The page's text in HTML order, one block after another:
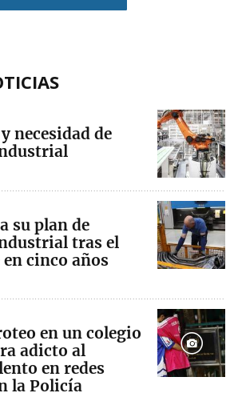
necesidad de
su plan de
tras el
cinco años
en un colegio
adicto al
en redes
la Policía